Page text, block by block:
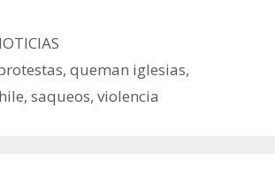
,queman iglesias,
, saqueos, violencia